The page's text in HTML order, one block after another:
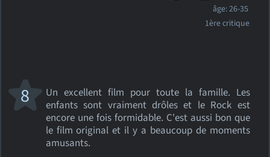
âge: 26-35
1ère critique
Un excellent film pour toute la famille. Les
enfants sont vraiment drôles et le Rock est
encore une fois formidable. C'est aussi bon que
le film original et il y a beaucoup de moments
amusants.
8